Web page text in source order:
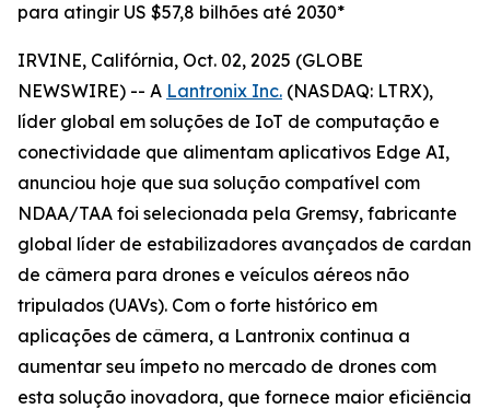
para atingir US $57,8 bilhões até 2030*
IRVINE, Califórnia, Oct. 02, 2025 (GLOBE
NEWSWIRE) -- A Lantronix Inc. (NASDAQ: LTRX),
líder global em soluções de IoT de computação e
conectividade que alimentam aplicativos Edge AI,
anunciou hoje que sua solução compatível com
NDAA/TAA foi selecionada pela Gremsy, fabricante
global líder de estabilizadores avançados de cardan
de câmera para drones e veículos aéreos não
tripulados (UAVs). Com o forte histórico em
aplicações de câmera, a Lantronix continua a
aumentar seu ímpeto no mercado de drones com
esta solução inovadora, que fornece maior eficiência